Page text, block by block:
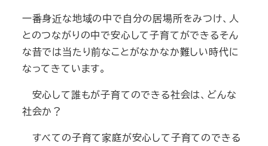
一番身近な地域の中で自分の居場所をみつけ、人
とのつながりの中で安心して子育てができるそん
な昔では当たり前なことがなかなか難しい時代に
なってきています。
安心して誰もが子育てのできる社会は、どんな
社会か？
すべての子育て家庭が安心して子育てのできる